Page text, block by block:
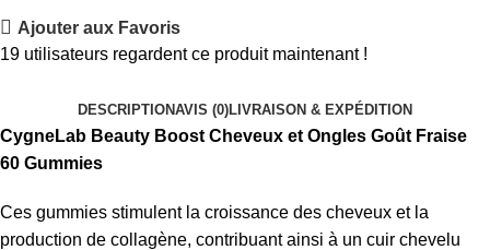
Ajouter aux Favoris
19 utilisateurs regardent ce produit maintenant !
DESCRIPTIONAVIS (0)LIVRAISON & EXPÉDITION
CygneLab Beauty Boost Cheveux et Ongles Goût Fraise
60 Gummies
Ces gummies stimulent la croissance des cheveux et la
production de collagène, contribuant ainsi à un cuir chevelu